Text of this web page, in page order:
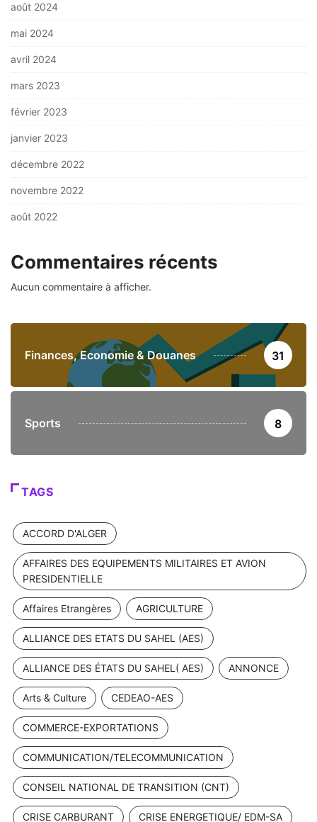
août 2024
mai 2024
avril 2024
mars 2023
février 2023
janvier 2023
décembre 2022
novembre 2022
août 2022
Commentaires récents
Aucun commentaire à afficher.
Finances, Economie & Douanes 31
Sports 8
TAGS
ACCORD D'ALGER
AFFAIRES DES EQUIPEMENTS MILITAIRES ET AVION
PRESIDENTIELLE
Affaires Etrangères AGRICULTURE
ALLIANCE DES ETATS DU SAHEL (AES)
ALLIANCE DES ÉTATS DU SAHEL( AES) ANNONCE
Arts & Culture CEDEAO-AES
COMMERCE-EXPORTATIONS
COMMUNICATION/TELECOMMUNICATION
CONSEIL NATIONAL DE TRANSITION (CNT)
CRISE CARBURANT CRISE ENERGETIQUE/ EDM-SA